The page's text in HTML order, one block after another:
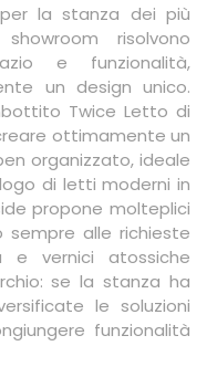
la stanza dei più
risolvono
e funzionalità,
un design unico.
Twice Letto di
ottimamente un
organizzato, ideale
di letti moderni in
propone molteplici
sempre alle richieste
e vernici atossiche
se la stanza ha
le soluzioni
funzionalità